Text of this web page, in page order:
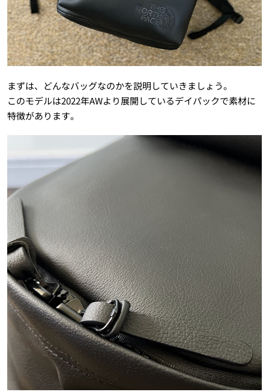
まずは、どんなバッグなのかを説明していきましょう。
このモデルは2022年AWより展開しているデイパックで素材に
特徴があります。